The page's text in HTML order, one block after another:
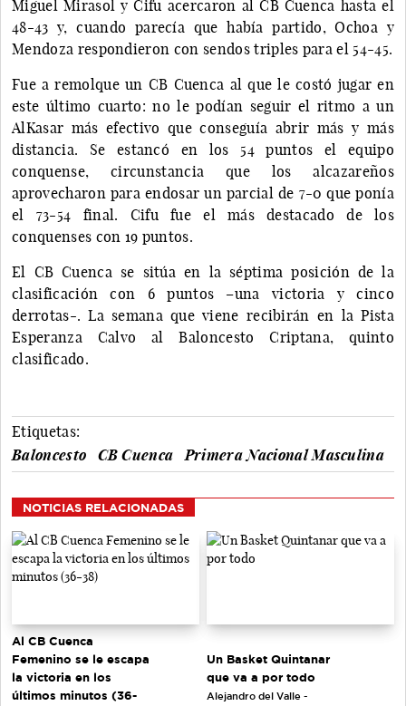
Miguel Mirasol y Cifu acercaron al CB Cuenca hasta el
48-43 y, cuando parecía que había partido, Ochoa y
Mendoza respondieron con sendos triples para el 54-45.
Fue a remolque un CB Cuenca al que le costó jugar en
este último cuarto: no le podían seguir el ritmo a un
AlKasar más efectivo que conseguía abrir más y más
distancia. Se estancó en los 54 puntos el equipo
conquense, circunstancia que los alcazareños
aprovecharon para endosar un parcial de 7-0 que ponía
el 73-54 final. Cifu fue el más destacado de los
conquenses con 19 puntos.
El CB Cuenca se sitúa en la séptima posición de la
clasificación con 6 puntos –una victoria y cinco
derrotas-. La semana que viene recibirán en la Pista
Esperanza Calvo al Baloncesto Criptana, quinto
clasificado.
Etiquetas:
Baloncesto
CB Cuenca Primera Nacional Masculina
NOTICIAS RELACIONADAS
Al CB Cuenca
Femenino se le escapa
la victoria en los
últimos minutos (36-
Un Basket Quintanar
que va a por todo
Alejandro del Valle -